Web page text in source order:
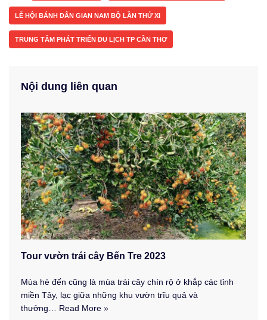
LỄ HỘI BÁNH DÂN GIAN NAM BỘ LẦN THỨ XI
TRUNG TÂM PHÁT TRIỂN DU LỊCH TP CẦN THƠ
Nội dung liên quan
Tour vườn trái cây Bến Tre 2023
Mùa hè đến cũng là mùa trái cây chín rộ ở khắp các tỉnh
miền Tây, lạc giữa những khu vườn trĩu quả và
thưởng… Read More »